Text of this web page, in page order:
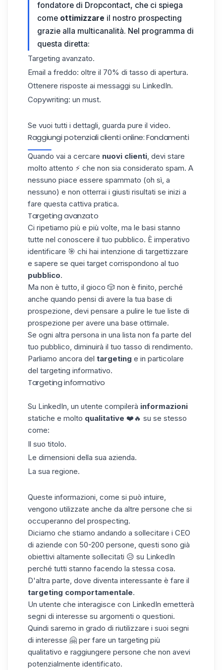
fondatore di Dropcontact, che ci spiega
come ottimizzare il nostro prospecting
grazie alla multicanalità. Nel programma di
questa diretta:
Targeting avanzato.
Email a freddo: oltre il 70% di tasso di apertura.
Ottenere risposte ai messaggi su LinkedIn.
Copywriting: un must.
Se vuoi tutti i dettagli, guarda pure il video.
Raggiungi potenziali clienti online: Fondamenti
Quando vai a cercare nuovi clienti , devi stare
molto attento ⚡ che non sia considerato spam. A
nessuno piace essere spammato (oh sì, a
nessuno) e non otterrai i giusti risultati se inizi a
fare questa cattiva pratica.
Targeting avanzato
Ci ripetiamo più e più volte, ma le basi stanno
tutte nel conoscere il tuo pubblico. È imperativo
identificare 🎯 chi hai intenzione di targettizzare
e sapere se quei target corrispondono al tuo
pubblico.
Ma non è tutto, il gioco 🎲 non è finito, perché
anche quando pensi di avere la tua base di
prospezione, devi pensare a pulire le tue liste di
prospezione per avere una base ottimale.
Se ogni altra persona in una lista non fa parte del
tuo pubblico, diminuirà il tuo tasso di rendimento.
Parliamo ancora del targeting e in particolare
del targeting informativo.
Targeting informativo
Su LinkedIn , un utente compilerà informazioni
statiche e molto qualitative ❤️🔥 su se stesso
come:
Il suo titolo.
Le dimensioni della sua azienda.
La sua regione.
Queste informazioni, come si può intuire,
vengono utilizzate anche da altre persone che si
occuperanno del prospecting.
Diciamo che stiamo andando a sollecitare i CEO
di aziende con 50-200 persone, questi sono già
obiettivi altamente sollecitati 😥 su LinkedIn
perché tutti stanno facendo la stessa cosa.
D'altra parte, dove diventa interessante è fare il
targeting comportamentale.
Un utente che interagisce con LinkedIn emetterà
segni di interesse su argomenti o questioni.
Quindi saremo in grado di riutilizzare i suoi segni
di interesse 🤗 per fare un targeting più
qualitativo e raggiungere persone che non avevi
potenzialmente identificato.